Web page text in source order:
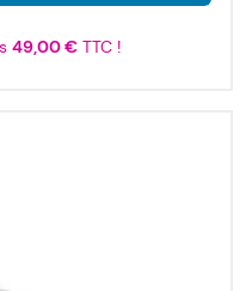
49,00 €TTC !